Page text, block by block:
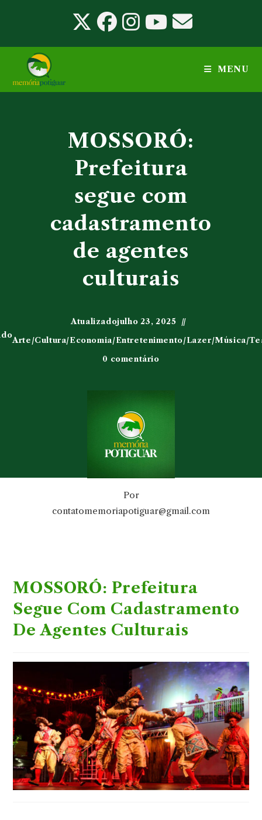
conteúdo
MENU
MOSSORÓ:
Prefeitura
segue com
cadastramento
de agentes
culturais
Atualizadojulho 23, 2025
Arte/Cultura/Economia/Entretenimento/Lazer/Música/
0 comentário
Por
contatomemoriapotiguar@gmail.com
MOSSORÓ: Prefeitura
Segue Com Cadastramento
De Agentes Culturais